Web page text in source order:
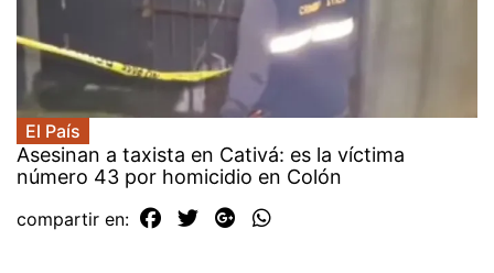
El País
Asesinan a taxista en Cativá: es la víctima
número 43 por homicidio en Colón
compartir en: